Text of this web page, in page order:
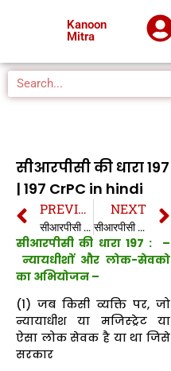
Kanoon
Mitra
सीआरपीसी की धारा 197
| 197 CrPC in hindi
PREVIOUS
सीआरपीसी की धारा 196 | 196 CrPC in hindi
NEXT
सीआरपीसी की धारा 198 | 198 CrPC in hindi
सीआरपीसी की धारा 197 : –
न्यायधीशों और लोक-सेवको
का अभियोजन –
(1) जब किसी व्यक्ति पर, जो
न्यायाधीश या मजिस्ट्रेट या
ऐसा लोक सेवक है या था जिसे
सरकार